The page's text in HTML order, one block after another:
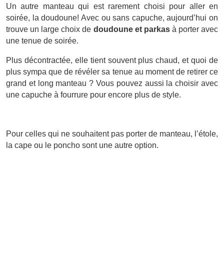
Un autre manteau qui est rarement choisi pour aller en
soirée, la doudoune! Avec ou sans capuche, aujourd’hui on
trouve un large choix de doudoune et parkasà porter avec
une tenue de soirée.
Plus décontractée, elle tient souvent plus chaud, et quoi de
plus sympa que de révéler sa tenue au moment de retirer ce
grand et long manteau ? Vous pouvez aussi la choisir avec
une capuche à fourrure pour encore plus de style.
Pour celles qui ne souhaitent pas porter de manteau, l’étole,
la cape ou le poncho sont une autre option.